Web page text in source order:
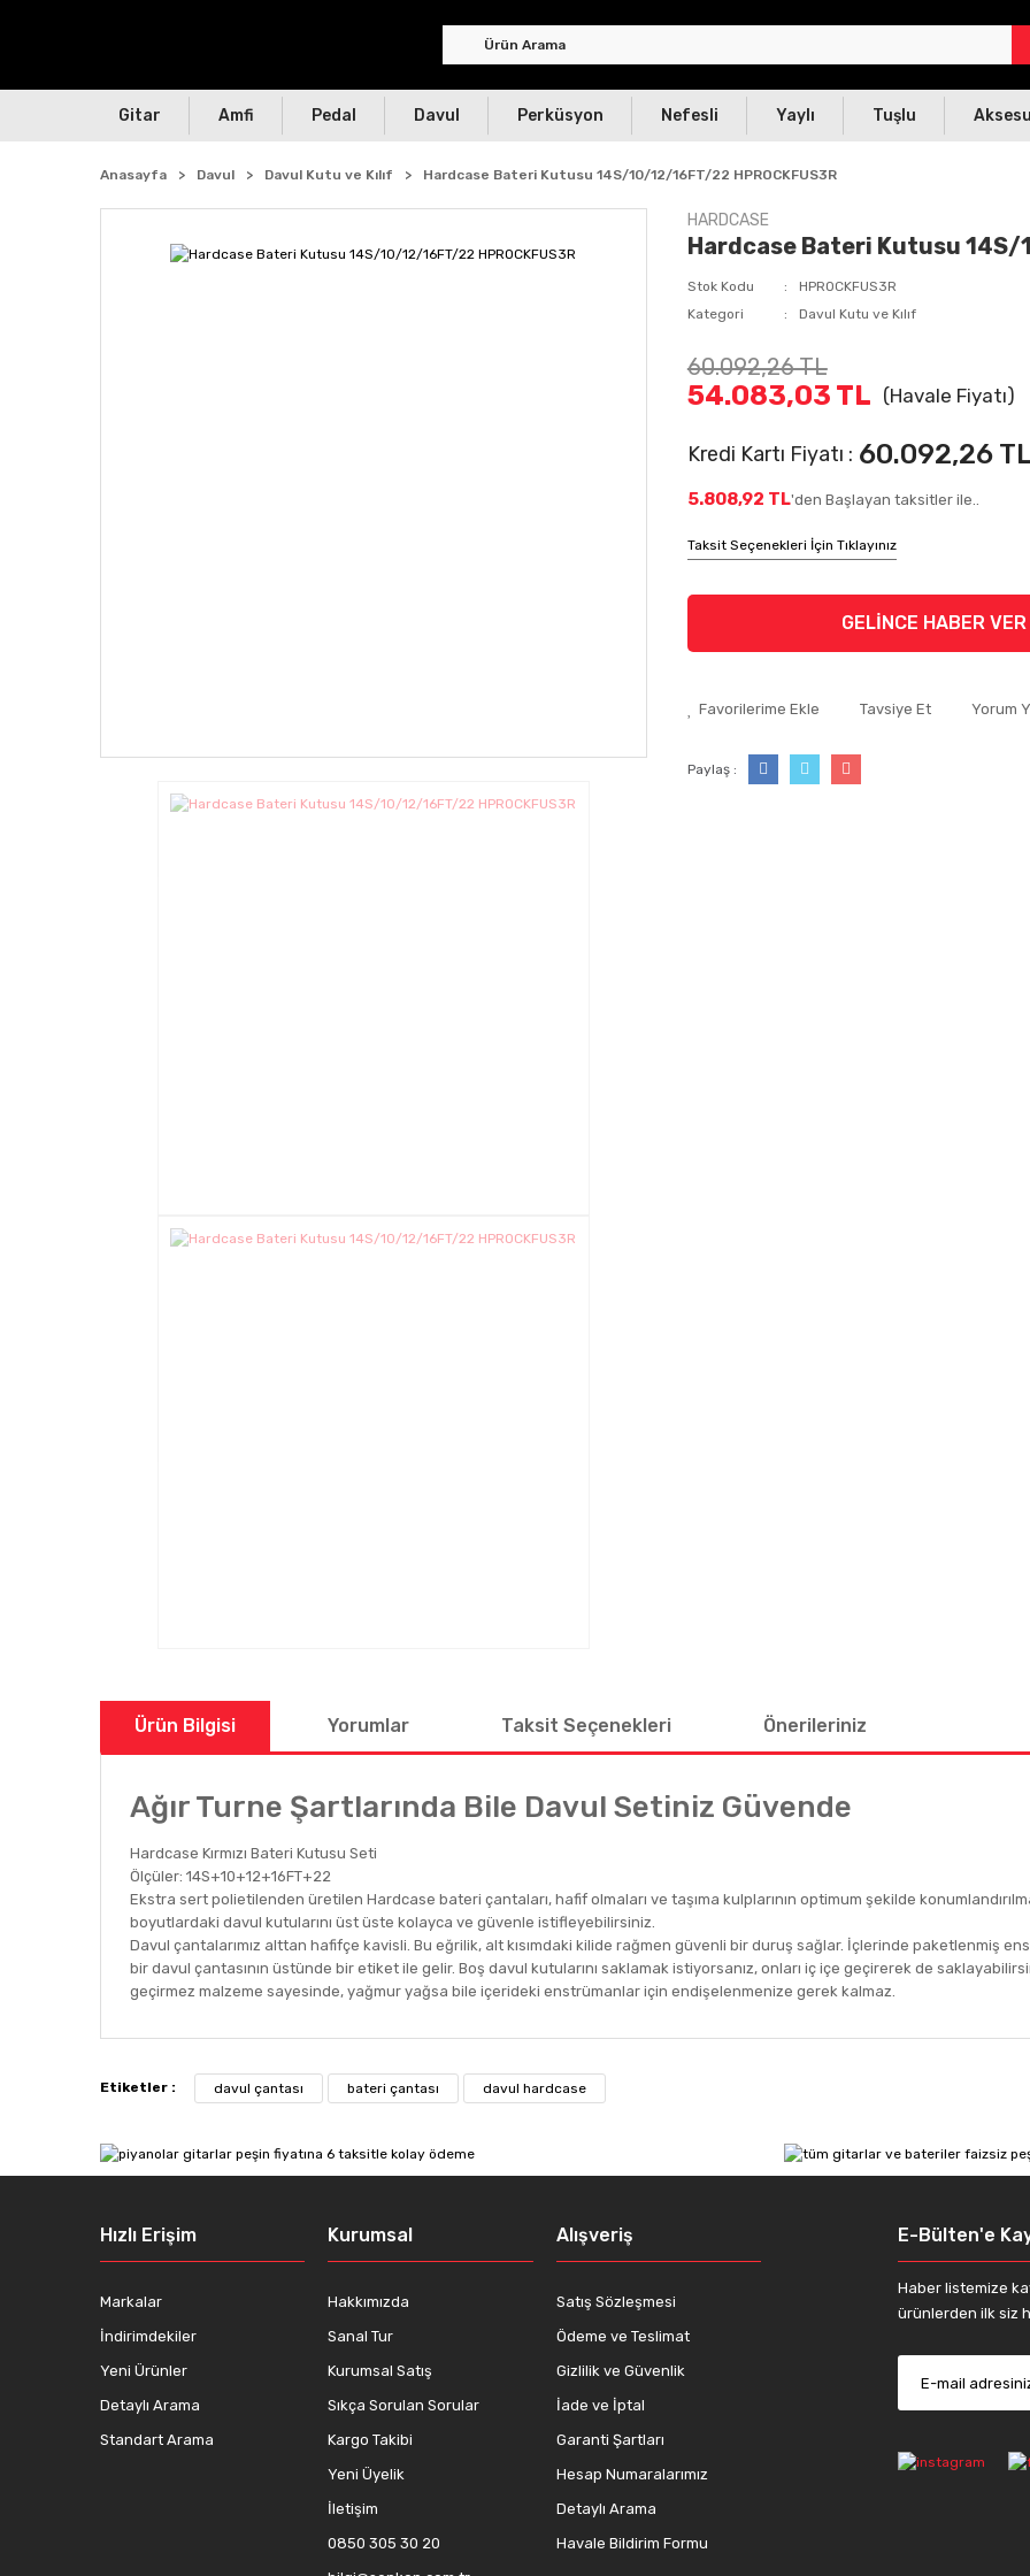
Gitar Amfi Pedal Davul Perküsyon Nefesli Yaylı Tuşlu
Anasayfa Davul Davul Kutu ve Kılıf Hardcase Bateri Kutusu 14S/10/12/16FT/22 HPROCKFUS3R
HARDCASE
Hardcase Bateri Kutusu 14S/
Stok Kodu
HPROCKFUS3R
Kategori
Davul Kutu ve Kılıf
60.092,26 TL
54.083,03 TL (Havale Fiyatı)
Kredi Kartı Fiyatı : 60.092,26
5.808,92 TL'den Başlayan taksitler ile..
Taksit Seçenekleri İçin Tıklayınız
GELİNCE HABER VER
Tavsiye Et Yorum
Paylaş :
Ürün Bilgisi Yorumlar Taksit Seçenekleri Önerileriniz
Ağır Turne Şartlarında Bile Davul Setiniz Güvende
Hardcase Kırmızı Bateri Kutusu Seti
Ölçüler: 14S+10+12+16FT+22
Ekstra sert polietilenden üretilen Hardcase bateri çantaları, hafif olmaları ve taşıma kulplarının optimum şekilde
boyutlardaki davul kutularını üst üste kolayca ve güvenle istifleyebilirsiniz.
Davul çantalarımız alttan hafifçe kavisli. Bu eğrilik, alt kısımdaki kilide rağmen güvenli bir duruş sağlar. İçlerinde paketlenmiş
bir davul çantasının üstünde bir etiket ile gelir. Boş davul kutularını saklamak istiyorsanız, onları iç içe geçirerek de
geçirmez malzeme sayesinde, yağmur yağsa bile içerideki enstrümanlar için endişelenmenize gerek kalmaz.
Görüş ve önerileriniz için teşekkür ederiz.
Ürün resmi kalitesiz, bozuk veya görüntülenemiyor.
Ürün bilgilerinde hatalar bulunuyor.
Bu ürüne benzer farklı alternatifler olmalı.
Etiketler : davul çantası bateri çantası davul hardcase
Hızlı Erişim
Markalar
İndirimdekiler
Yeni Ürünler
Detaylı Arama
Standart Arama
Kurumsal
Hakkımızda
Sanal Tur
Kurumsal Satış
Sıkça Sorulan Sorular
Kargo Takibi
Yeni Üyelik
İletişim
0850 305 30 20
Alışveriş
Satış Sözleşmesi
Ödeme ve Teslimat
Gizlilik ve Güvenlik
İade ve İptal
Garanti Şartları
Hesap Numaralarımız
Detaylı Arama
Havale Bildirim Formu
E-Bülten'e
Haber listemize
ürünlerden ilk siz